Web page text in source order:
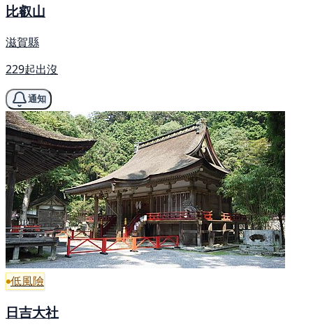
比叡山
滋賀縣
229起出沒
通知
低風險
日吉大社